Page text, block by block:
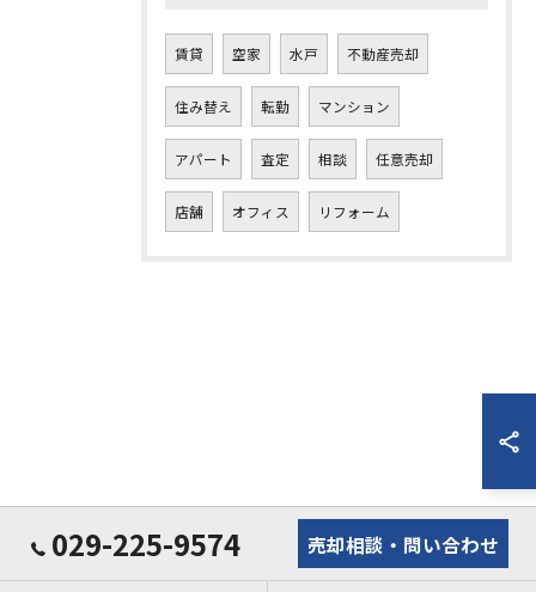
賃貸 空家 水戸 不動産売却
住み替え 転勤 マンション
アパート 査定 相談 任意売却
店舗 オフィス リフォーム
029-225-9574 売却相談・問い合わせ